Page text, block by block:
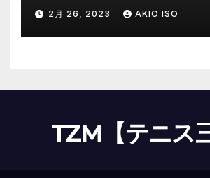
2月 26, 2023 AKIO ISO
TZM【テニス